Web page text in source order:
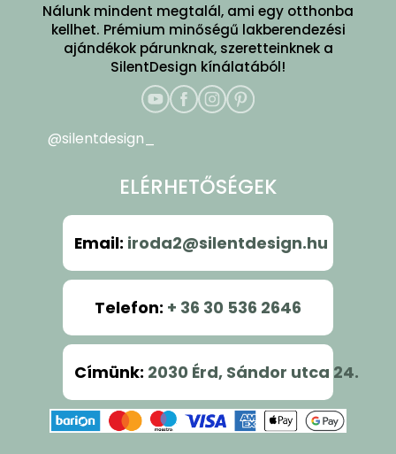
Nálunk mindent megtalál, ami egy otthonba
kellhet. Prémium minőségű lakberendezési
ajándékok párunknak, szeretteinknek a
SilentDesign kínálatából!
@silentdesign_
ELÉRHETŐSÉGEK
Email: iroda2@silentdesign.hu
Telefon: + 36 30 536 2646
Címünk: 2030 Érd, Sándor utca 24.